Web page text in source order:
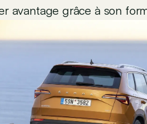
avantage grâce à son